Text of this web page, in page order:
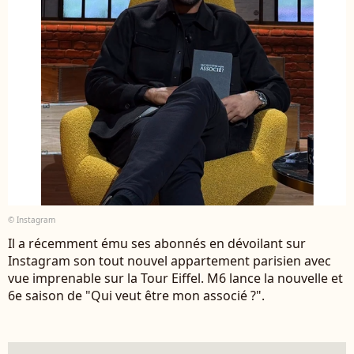
© Instagram
Il a récemment ému ses abonnés en dévoilant sur
Instagram son tout nouvel appartement parisien avec
vue imprenable sur la Tour Eiffel. M6 lance la nouvelle et
6e saison de "Qui veut être mon associé ?".